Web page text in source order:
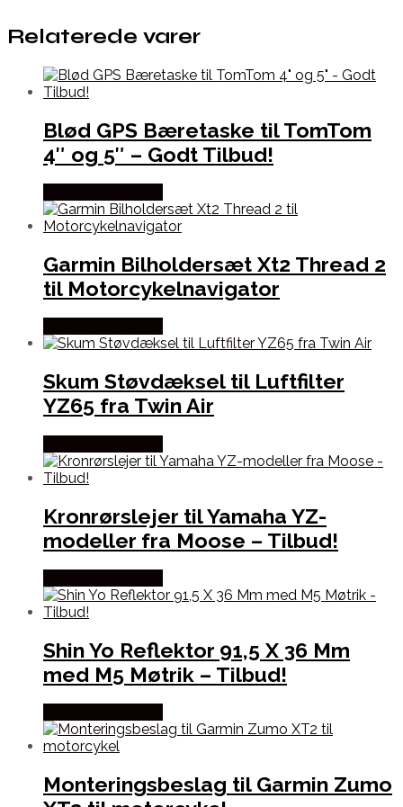
Relaterede varer
Blød GPS Bæretaske til TomTom
4″ og 5″ – Godt Tilbud!
Garmin Bilholdersæt Xt2 Thread 2
til Motorcykelnavigator
Skum Støvdæksel til Luftfilter
YZ65 fra Twin Air
Kronrørslejer til Yamaha YZ-
modeller fra Moose – Tilbud!
Shin Yo Reflektor 91,5 X 36 Mm
med M5 Møtrik – Tilbud!
Monteringsbeslag til Garmin Zumo